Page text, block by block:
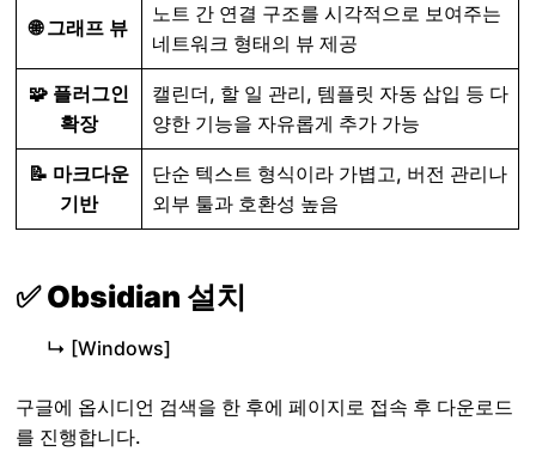
🌐 그래프 뷰
노트 간 연결 구조를 시각적으로 보여주는
네트워크 형태의 뷰 제공
🧩 플러그인
확장
캘린더, 할 일 관리, 템플릿 자동 삽입 등 다
양한 기능을 자유롭게 추가 가능
📝 마크다운
기반
단순 텍스트 형식이라 가볍고, 버전 관리나
외부 툴과 호환성 높음
✅ Obsidian 설치
↳ [Windows]
구글에 옵시디언 검색을 한 후에 페이지로 접속 후 다운로드
를 진행합니다.